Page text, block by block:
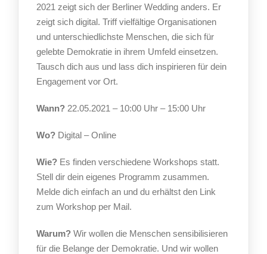
2021 zeigt sich der Berliner Wedding anders. Er
zeigt sich digital. Triff vielfältige Organisationen
und unterschiedlichste Menschen, die sich für
gelebte Demokratie in ihrem Umfeld einsetzen.
Tausch dich aus und lass dich inspirieren für dein
Engagement vor Ort.
Wann? 22.05.2021 – 10:00 Uhr – 15:00 Uhr
Wo?Digital – Online
Wie?Es finden verschiedene Workshops statt.
Stell dir dein eigenes Programm zusammen.
Melde dich einfach an und du erhältst den Link
zum Workshop per Mail.
Warum?Wir wollen die Menschen sensibilisieren
für die Belange der Demokratie. Und wir wollen